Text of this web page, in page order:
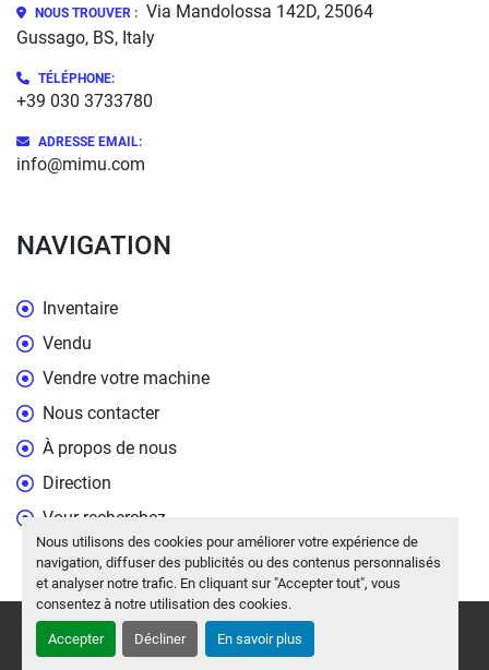
Nous utilisons des cookies pour améliorer votre expérience de
navigation, diffuser des publicités ou des contenus personnalisés
et analyser notre trafic. En cliquant sur "Accepter tout", vous
consentez à notre utilisation des cookies.
Accepter Décliner En savoir plus
NOUS TROUVER : Via Mandolossa 142D, 25064
Gussago, BS, Italy
TÉLÉPHONE:
+39 030 3733780
ADRESSE EMAIL:
info@mimu.com
NAVIGATION
Inventaire
Vendu
Vendre votre machine
Nous contacter
À propos de nous
Direction
Vour recherchez
Gérez les cookies